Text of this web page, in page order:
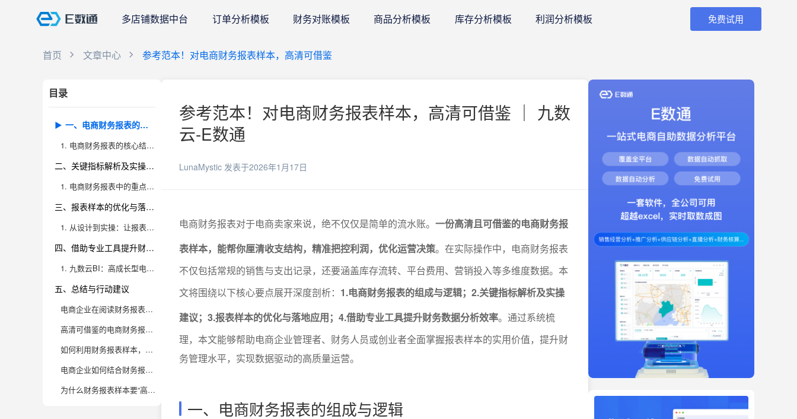
多店铺数据中台 订单分析模板 财务对账模板 商品分析模板 库存分析模板 利润分析模板 免费试用
首页 文章中心 参考范本！对电商财务报表样本，高清可借鉴
目录
一、电商财务报表的组成与逻辑
1. 电商财务报表的核心结构解析
二、关键指标解析及实操建议
1. 电商财务报表中的重点数据与指标
三、报表样本的优化与落地应用
1. 从设计到实操：让报表成为管理利器
四、借助专业工具提升财务数据分析效率
1. 九数云BI：高成长型电商企业的首选方案
五、总结与行动建议
电商企业在阅读财务报表样本时，应该关注哪些核心指标？
高清可借鉴的电商财务报表样本有哪些常见“陷阱”需要警惕？
如何利用财务报表样本，优化电商企业的经营决策？
电商企业如何结合财务报表与运营数据，提升企业竞争力？
为什么财务报表样本要“高清”？高清报表给电商企业带来的真实价值有哪些？
参考范本！对电商财务报表样本，高清可借鉴 ｜ 九数
云-E数通
LunaMystic 发表于2026年1月17日
电商财务报表对于电商卖家来说，绝不仅仅是简单的流水账。 一份高清且可借鉴的电商财务报
表样本，能帮你厘清收支结构，精准把控利润，优化运营决策。在实际操作中，电商财务报表
不仅包括常规的销售与支出记录，还要涵盖库存流转、平台费用、营销投入等多维度数据。本
文将围绕以下核心要点展开深度剖析： 1.电商财务报表的组成与逻辑；2.关键指标解析及实操
建议；3.报表样本的优化与落地应用；4.借助专业工具提升财务数据分析效率。通过系统梳
理，本文能够帮助电商企业管理者、财务人员或创业者全面掌握报表样本的实用价值，提升财
务管理水平，实现数据驱动的高质量运营。
一、电商财务报表的组成与逻辑